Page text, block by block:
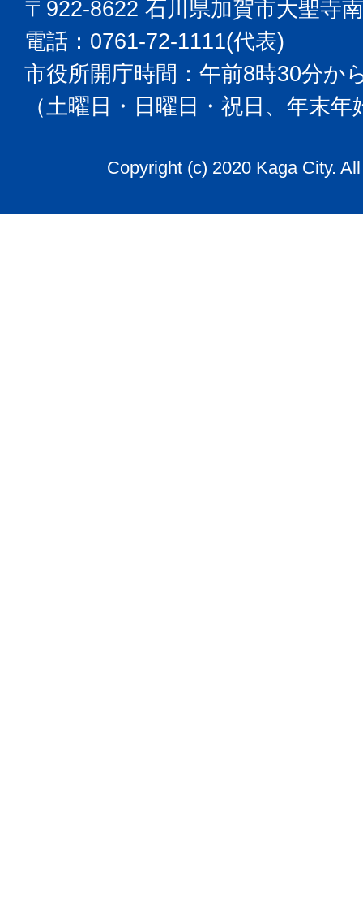
〒922-8622 石川県加賀市大聖寺
電話：0761-72-1111(代表)
市役所開庁時間：午前8時30分か
（土曜日・日曜日・祝日、年末
Copyright (c) 2020 Kaga City.